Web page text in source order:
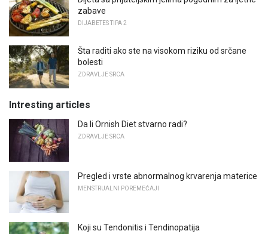
zabave
DIJABETES TIPA 2
Šta raditi ako ste na visokom riziku od srčane
bolesti
ZDRAVLJE SRCA
Intresting articles
Da li Ornish Diet stvarno radi?
ZDRAVLJE SRCA
Pregled i vrste abnormalnog krvarenja materice
MENSTRUALNI POREMEĆAJI
Koji su Tendonitis i Tendinopatija